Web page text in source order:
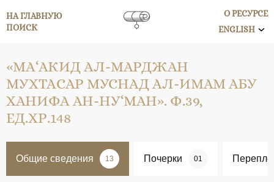
НА ГЛАВНУЮ
ПОИСК
О РЕСУРСЕ
ENGLISH
«МА‘АКИД АЛ-МАРДЖАН
МУХТАСАР МУСНАД АЛ-ИМАМ АБУ
ХАНИФА АН-НУ‘МАН». Ф.39,
ЕД.ХР.148
Общие сведения 13 Почерки 01